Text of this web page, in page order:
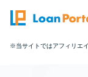
ト
※当サイトではアフィリエ